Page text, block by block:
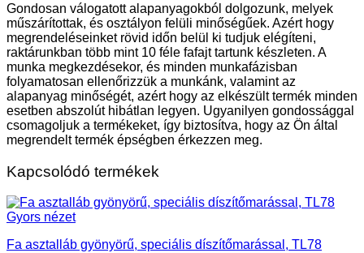
Gondosan válogatott alapanyagokból dolgozunk, melyek
műszárítottak, és osztályon felüli minőségűek. Azért hogy
megrendeléseinket rövid időn belül ki tudjuk elégíteni,
raktárunkban több mint 10 féle fafajt tartunk készleten. A
munka megkezdésekor, és minden munkafázisban
folyamatosan ellenőrizzük a munkánk, valamint az
alapanyag minőségét, azért hogy az elkészült termék minden
esetben abszolút hibátlan legyen. Ugyanilyen gondossággal
csomagoljuk a termékeket, így biztosítva, hogy az Ön által
megrendelt termék épségben érkezzen meg.
Kapcsolódó termékek
Gyors nézet
Fa asztalláb gyönyörű, speciális díszítőmarással, TL78